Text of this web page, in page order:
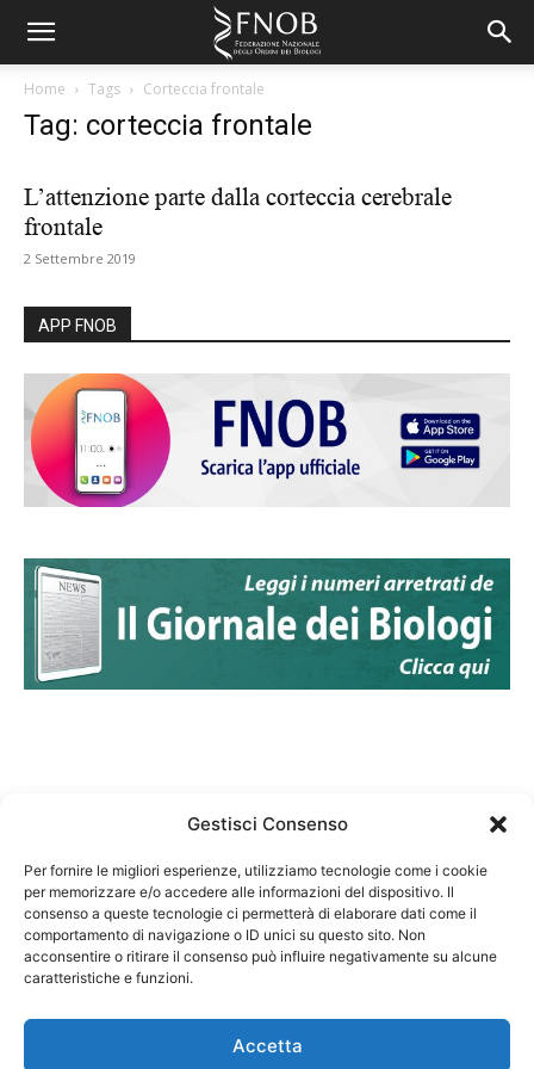
Gestisci Consenso
Per fornire le migliori esperienze, utilizziamo tecnologie come i cookie
per memorizzare e/o accedere alle informazioni del dispositivo. Il
consenso a queste tecnologie ci permetterà di elaborare dati come il
comportamento di navigazione o ID unici su questo sito. Non
acconsentire o ritirare il consenso può influire negativamente su alcune
caratteristiche e funzioni.
Accetta
Home Tags Corteccia frontale
Tag: corteccia frontale
L’attenzione parte dalla corteccia cerebrale
frontale
2 Settembre 2019
APP FNOB
Federazione Nazionale Degli Ordini dei Biologi:
codice fiscale 80069130583
Responsabile sito internet www.fnob.it: Vincenzo